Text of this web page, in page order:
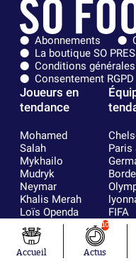
Abonnements
La boutique SO
Conditions
Consentement RGPD
Joueurs en
tendance
Mohamed
Salah
Mykhailo
Mudryk
Neymar
Khalis Merah
Loïs Openda
Moussa
Niakhaté
Nicolás
Paris
FIFA
Real
RC
AC
Accueil
10
Actus